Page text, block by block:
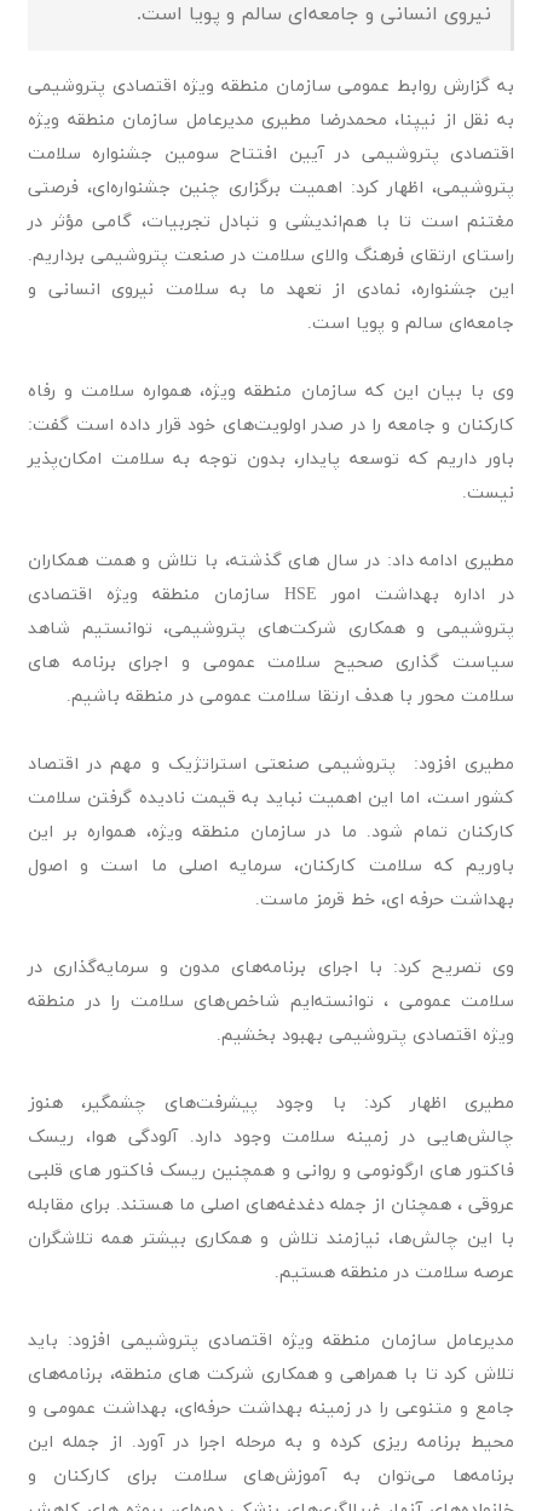
نیروی انسانی و جامعه‌ای سالم و پویا است.
به گزارش روابط عمومی سازمان منطقه ویژه اقتصادی پتروشیمی
به نقل از نیپنا، محمدرضا مطیری مدیرعامل سازمان منطقه ویژه
اقتصادی پتروشیمی در آیین افتتاح سومین جشنواره سلامت
پتروشیمی، اظهار کرد: اهمیت برگزاری چنین جشنواره‌ای، فرصتی
مغتنم است تا با هم‌اندیشی و تبادل تجربیات، گامی مؤثر در
راستای ارتقای فرهنگ والای سلامت در صنعت پتروشیمی برداریم.
این جشنواره، نمادی از تعهد ما به سلامت نیروی انسانی و
جامعه‌ای سالم و پویا است.
وی با بیان این که سازمان منطقه ویژه، همواره سلامت و رفاه
کارکنان و جامعه را در صدر اولویت‌های خود قرار داده است گفت:
باور داریم که توسعه پایدار، بدون توجه به سلامت امکان‌پذیر
نیست.
مطیری ادامه داد: در سال های گذشته، با تلاش و همت همکاران
در اداره بهداشت امور HSE سازمان منطقه ویژه اقتصادی
پتروشیمی و همکاری شرکت‌های پتروشیمی، توانستیم شاهد
سیاست گذاری صحیح سلامت عمومی و اجرای برنامه های
سلامت محور با هدف ارتقا سلامت عمومی در منطقه باشیم.
مطیری افزود: پتروشیمی صنعتی استراتژیک و مهم در اقتصاد
کشور است، اما این اهمیت نباید به قیمت نادیده گرفتن سلامت
کارکنان تمام شود. ما در سازمان منطقه ویژه، همواره بر این
باوریم که سلامت کارکنان، سرمایه اصلی ما است و اصول
بهداشت حرفه ای، خط قرمز ماست.
وی تصریح کرد: با اجرای برنامه‌های مدون و سرمایه‌گذاری در
سلامت عمومی ، توانسته‌ایم شاخص‌های سلامت را در منطقه
ویژه اقتصادی پتروشیمی بهبود بخشیم.
مطیری اظهار کرد: با وجود پیشرفت‌های چشمگیر، هنوز
چالش‌هایی در زمینه سلامت وجود دارد. آلودگی هوا، ریسک
فاکتور های ارگونومی و روانی و همچنین ریسک فاکتور های قلبی
عروقی ، همچنان از جمله دغدغه‌های اصلی ما هستند. برای مقابله
با این چالش‌ها، نیازمند تلاش و همکاری بیشتر همه تلاشگران
عرصه سلامت در منطقه هستیم.
مدیرعامل سازمان منطقه ویژه اقتصادی پتروشیمی افزود: باید
تلاش کرد تا با همراهی و همکاری شرکت های منطقه، برنامه‌های
جامع و متنوعی را در زمینه بهداشت حرفه‌ای، بهداشت عمومی و
محیط برنامه ریزی کرده و به مرحله اجرا در آورد. از جمله این
برنامه‌ها می‌توان به آموزش‌های سلامت برای کارکنان و